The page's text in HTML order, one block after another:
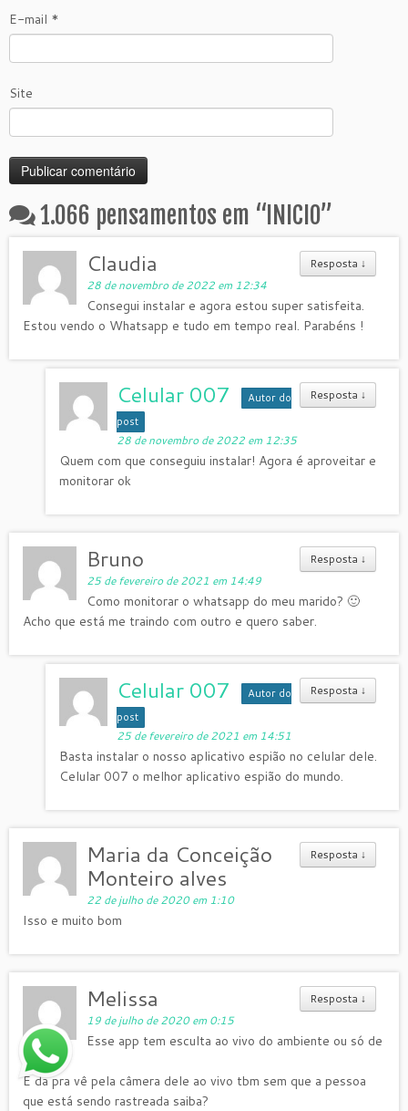
E-mail *
Site
1.066 pensamentos em “ INICIO”
Resposta ↓
Claudia
28 de novembro de 2022 em 12:34
Consegui instalar e agora estou super satisfeita.
Estou vendo o Whatsapp e tudo em tempo real. Parabéns !
Resposta ↓
Celular 007
Autor do
post
28 de novembro de 2022 em 12:35
Quem com que conseguiu instalar! Agora é aproveitar e
monitorar ok
Resposta ↓
Bruno
25 de fevereiro de 2021 em 14:49
Como monitorar o whatsapp do meu marido? 🙂
Acho que está me traindo com outro e quero saber.
Resposta ↓
Celular 007
Autor do
post
25 de fevereiro de 2021 em 14:51
Basta instalar o nosso aplicativo espião no celular dele.
Celular 007 o melhor aplicativo espião do mundo.
Resposta ↓
Maria da Conceição
Monteiro alves
22 de julho de 2020 em 1:10
Isso e muito bom
Resposta ↓
Melissa
19 de julho de 2020 em 0:15
Esse app tem esculta ao vivo do ambiente ou só de
ligação?
E da pra vê pela câmera dele ao vivo tbm sem que a pessoa
que está sendo rastreada saiba?